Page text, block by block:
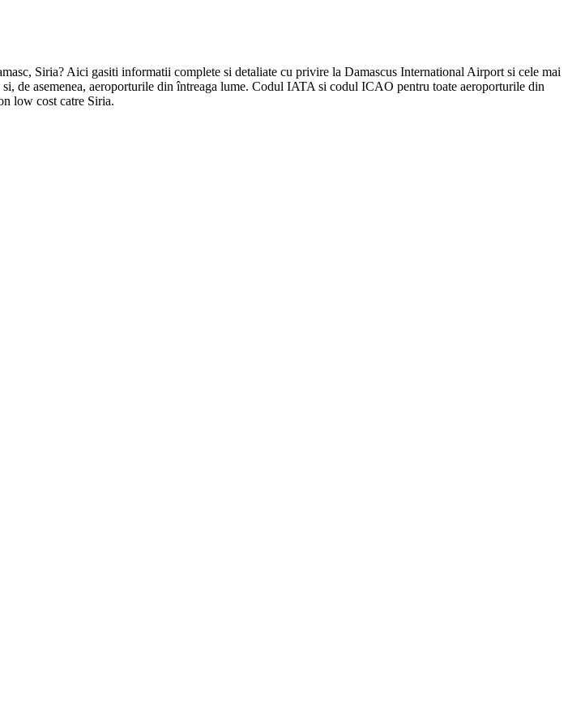
Siria? Aici gasiti informatii complete si detaliate cu privire la Damascus International Airport si cele mai
de asemenea, aeroporturile din întreaga lume. Codul IATA si codul ICAO pentru toate aeroporturile din
low cost catre Siria.